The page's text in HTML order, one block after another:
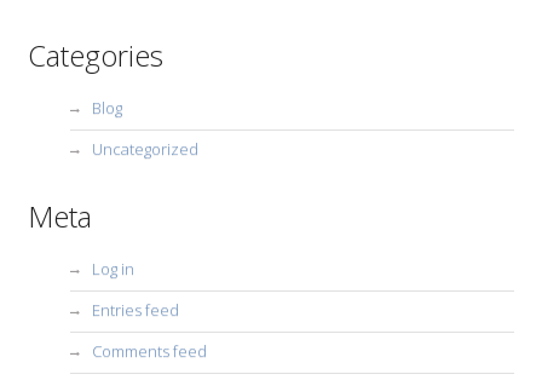
Categories
Blog
Uncategorized
Meta
Log in
Entries feed
Comments feed